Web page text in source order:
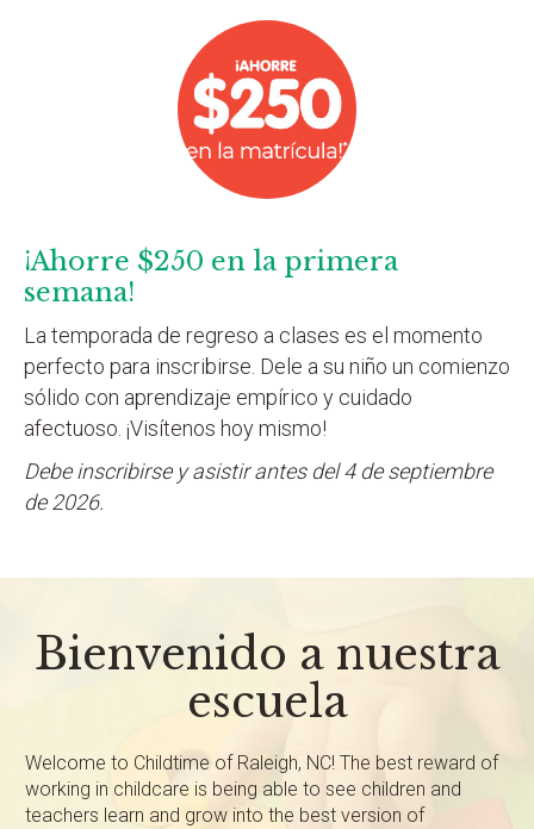
¡Ahorre $250 en la primera
semana!
La temporada de regreso a clases es el momento
perfecto para inscribirse. Dele a su niño un comienzo
sólido con aprendizaje empírico y cuidado
afectuoso. ¡Visítenos hoy mismo!
Debe inscribirse y asistir antes del 4 de septiembre
de 2026.
Bienvenido a nuestra
escuela
Welcome to Childtime of Raleigh, NC! The best reward of
working in childcare is being able to see children and
teachers learn and grow into the best version of